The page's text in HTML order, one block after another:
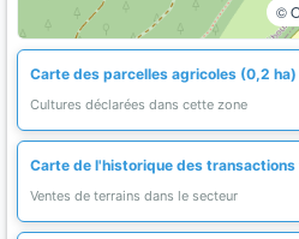
©
Carte des parcelles agricoles (0,2 ha)
Cultures déclarées dans cette zone
Carte de l'historique des
Ventes de terrains dans le secteur